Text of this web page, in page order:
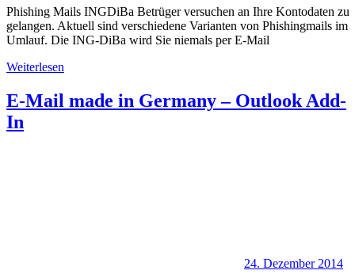
Phishing Mails INGDiBa Betrüger versuchen an Ihre Kontodaten zu
gelangen. Aktuell sind verschiedene Varianten von Phishingmails im
Umlauf. Die ING-DiBa wird Sie niemals per E-Mail
Weiterlesen
E-Mail made in Germany – Outlook Add-
In
24. Dezember 2014